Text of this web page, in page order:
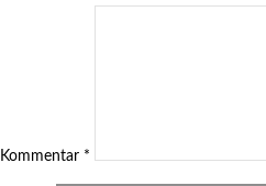
Kommentar *